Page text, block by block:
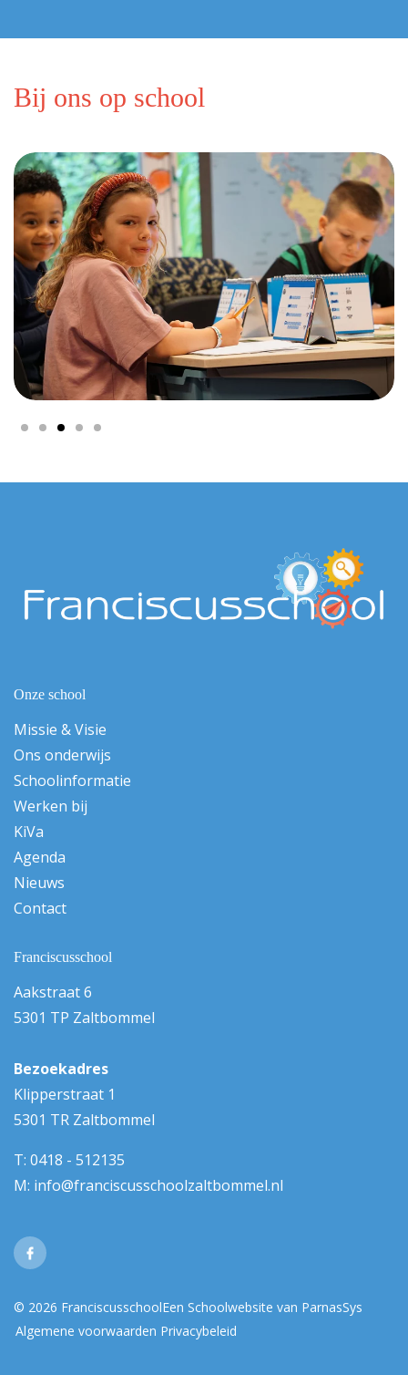
Bij ons op school
Onze school
Missie & Visie
Ons onderwijs
Schoolinformatie
Werken bij
KiVa
Agenda
Nieuws
Contact
Franciscusschool
Aakstraat 6
5301 TP Zaltbommel
Bezoekadres
Klipperstraat 1
5301 TR Zaltbommel
T: 0418 - 512135
M: info@franciscusschoolzaltbommel.nl
© 2026 FranciscusschoolEen Schoolwebsite van ParnasSys
Algemene voorwaarden Privacybeleid